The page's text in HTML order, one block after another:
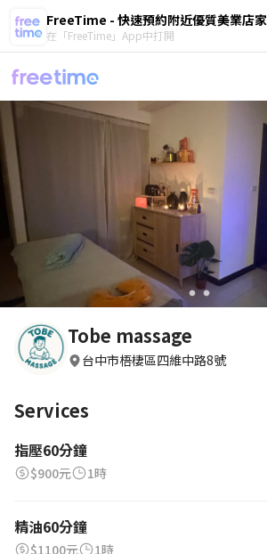
FreeTime - 快速預約附近優質美業店家
在「FreeTime」App中打開
circle circle
Tobe massage
台中市梧棲區四維中路8號
Services
指壓60分鐘
$900元 1時
精油60分鐘
$1100元 1時